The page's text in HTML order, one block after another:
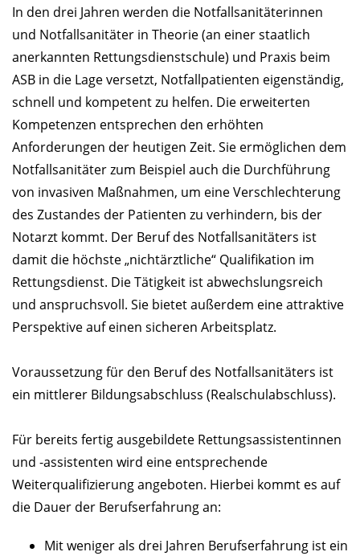
In den drei Jahren werden die Notfallsanitäterinnen
und Notfallsanitäter in Theorie (an einer staatlich
anerkannten Rettungsdienstschule) und Praxis beim
ASB in die Lage versetzt, Notfallpatienten eigenständig,
schnell und kompetent zu helfen. Die erweiterten
Kompetenzen entsprechen den erhöhten
Anforderungen der heutigen Zeit. Sie ermöglichen dem
Notfallsanitäter zum Beispiel auch die Durchführung
von invasiven Maßnahmen, um eine Verschlechterung
des Zustandes der Patienten zu verhindern, bis der
Notarzt kommt. Der Beruf des Notfallsanitäters ist
damit die höchste „nichtärztliche“ Qualifikation im
Rettungsdienst. Die Tätigkeit ist abwechslungsreich
und anspruchsvoll. Sie bietet außerdem eine attraktive
Perspektive auf einen sicheren Arbeitsplatz.
Voraussetzung für den Beruf des Notfallsanitäters ist
ein mittlerer Bildungsabschluss (Realschulabschluss).
Für bereits fertig ausgebildete Rettungsassistentinnen
und -assistenten wird eine entsprechende
Weiterqualifizierung angeboten. Hierbei kommt es auf
die Dauer der Berufserfahrung an:
Mit weniger als drei Jahren Berufserfahrung ist ein